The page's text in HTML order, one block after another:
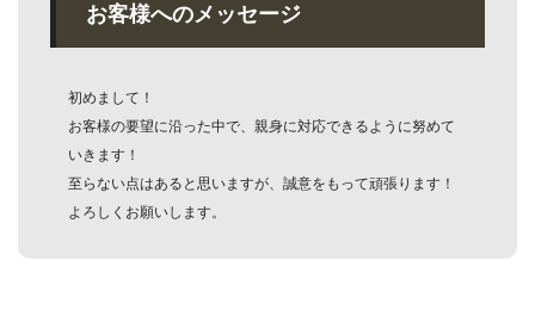
お客様へのメッセージ
初めまして！
お客様の要望に沿った中で、親身に対応できるように努めて
いきます！
至らない点はあると思いますが、誠意をもって頑張ります！
よろしくお願いします。